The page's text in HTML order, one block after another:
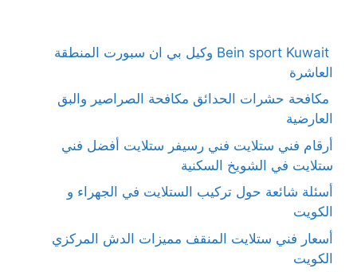
Bein sport Kuwait وكيل بي ان سبورت المنطقة
العاشرة
مكافحة حشرات الحدائق مكافحة الصراصير والبق
العارضية
أرقام فني ستلايت فني رسيفر ستلايت أفضل فني
ستلايت في الشويخ السكنية
أسئلة شائعة حول تركيب الستلايت في الجهراء و
الكويت
أسعار فني ستلايت المنقف مميزات الدش المركزي
الكويت